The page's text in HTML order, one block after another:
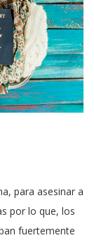
para asesinar a
por lo que, los
fuertemente